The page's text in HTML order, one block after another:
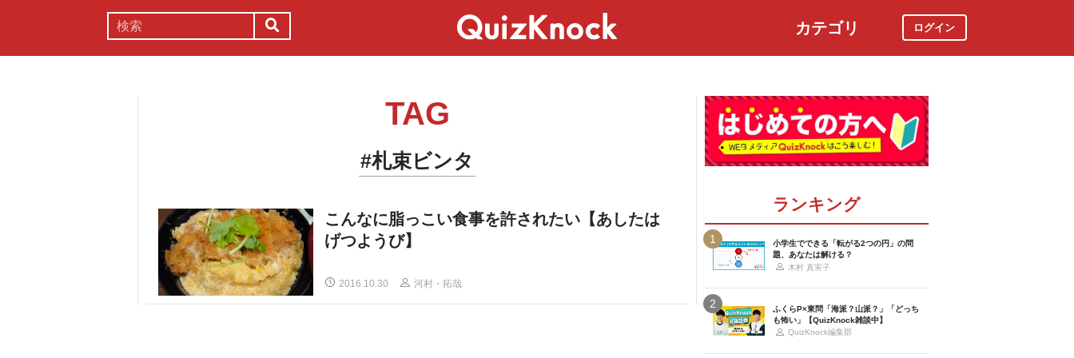
カテゴリ ログイン
TAG
#札束ビンタ
こんなに脂っこい食事を許されたい【あしたは
げつようび】
2016.10.30 河村・拓哉
ランキング
1
小学生でできる「転がる2つの円」の問
題、あなたは解ける？
木村 真実子
2
ふくらP×東問「海派？山派？」「どっち
も怖い」【QuizKnock雑談中】
QuizKnock編集部